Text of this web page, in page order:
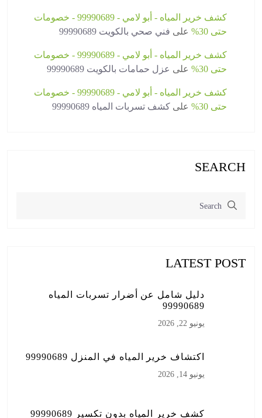
كشف خرير المياه - أبو لامي - 99990689 - خصومات
حتى 30%
على فني صحي بالكويت 99990689
كشف خرير المياه - أبو لامي - 99990689 - خصومات
حتى 30%
على عزل حمامات بالكويت 99990689
كشف خرير المياه - أبو لامي - 99990689 - خصومات
حتى 30%
على كشف تسربات المياه 99990689
SEARCH
LATEST POST
دليل شامل عن أضرار تسربات المياه
99990689
يونيو 22, 2026
اكتشاف خرير المياه في المنزل 99990689
يونيو 14, 2026
كشف خرير المياه بدون تكسير 99990689